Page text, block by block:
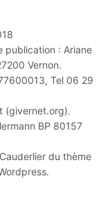
publication : Ariane
Vernon.
Tel 06 29
(givernet.org).
BP 80157
du thème